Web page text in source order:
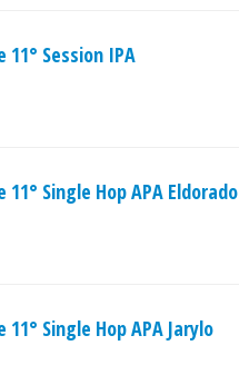
11° Session IPA
11° Single Hop APA Eldorado
11° Single Hop APA Jarylo